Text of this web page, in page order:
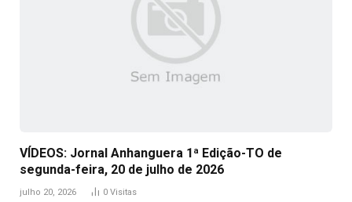
VÍDEOS: Jornal Anhanguera 1ª Edição-TO de
segunda-feira, 20 de julho de 2026
julho 20, 2026 0 Visitas